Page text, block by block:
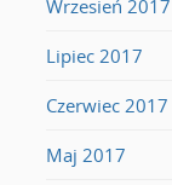
Wrzesień 2017
Lipiec 2017
Czerwiec 2017
Maj 2017